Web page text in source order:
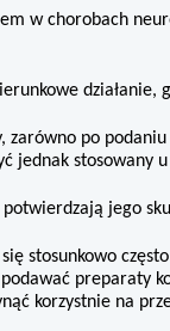
w chorobach
działanie,
zarówno po
jednak stosowany
jego
stosunkowo
preparaty
korzystnie na